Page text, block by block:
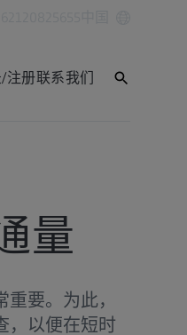
注册联系我们
量
要。为此，
，以便在短时